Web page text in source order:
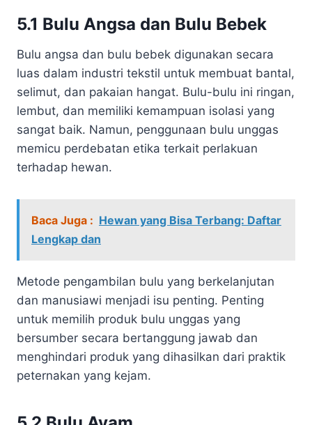
5.1 Bulu Angsa dan Bulu Bebek
Bulu angsa dan bulu bebek digunakan secara
luas dalam industri tekstil untuk membuat bantal,
selimut, dan pakaian hangat. Bulu-bulu ini ringan,
lembut, dan memiliki kemampuan isolasi yang
sangat baik. Namun, penggunaan bulu unggas
memicu perdebatan etika terkait perlakuan
terhadap hewan.
Baca Juga : Hewan yang Bisa Terbang: Daftar
Lengkap dan
Metode pengambilan bulu yang berkelanjutan
dan manusiawi menjadi isu penting. Penting
untuk memilih produk bulu unggas yang
bersumber secara bertanggung jawab dan
menghindari produk yang dihasilkan dari praktik
peternakan yang kejam.